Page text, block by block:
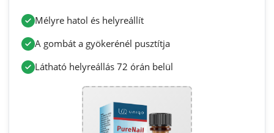
Mélyre hatol és helyreállít
A gombát a gyökerénél pusztítja
Látható helyreállás 72 órán belül